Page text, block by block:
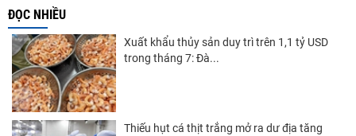
ĐỌC NHIỀU
Xuất khẩu thủy sản duy trì trên 1,1 tỷ USD
trong tháng 7: Đà...
Thiếu hụt cá thịt trắng mở ra dư địa tăng